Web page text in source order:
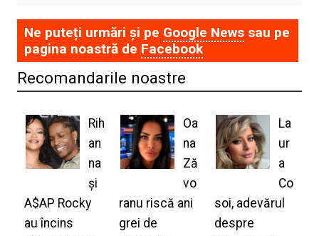
Ne puteți urmări și pe Google Newssau pe
pagina noastră de Facebook
Recomandarile noastre
Rih
an
na
și
A$AP Rocky
au încins
Oa
na
Ză
vo
ranu riscă ani
grei de
La
ur
a
Co
soi, adevărul
despre